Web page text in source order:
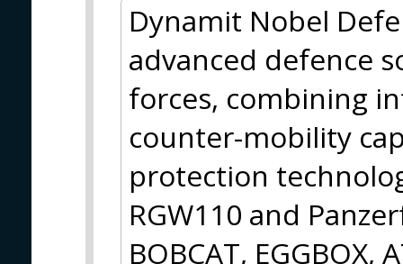
Dynamit Nobel
advanced defence
forces, combining
counter-mobility
protection
RGW110 and
BOBCAT,